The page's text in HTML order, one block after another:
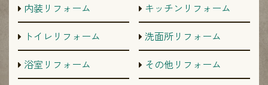
内装リフォーム
キッチンリフォーム
トイレリフォーム
洗面所リフォーム
浴室リフォーム
その他リフォーム